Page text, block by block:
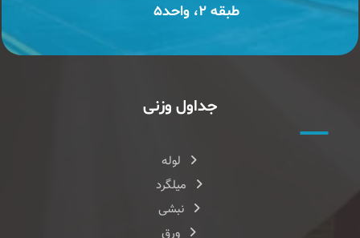
طبقه ۲، واحد۵
جداول وزنی
لوله
میلگرد
نبشی
ورق